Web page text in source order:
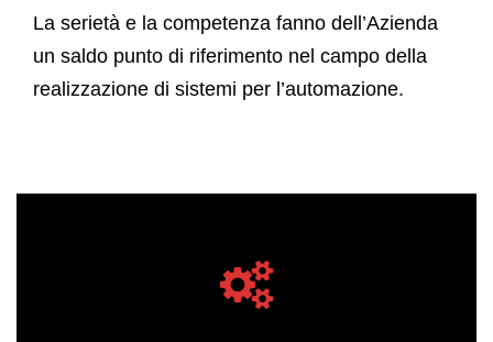
La serietà e la competenza fanno dell’Azienda
un saldo punto di riferimento nel campo della
realizzazione di sistemi per l’automazione.